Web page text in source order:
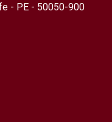
- PE - 50050-900